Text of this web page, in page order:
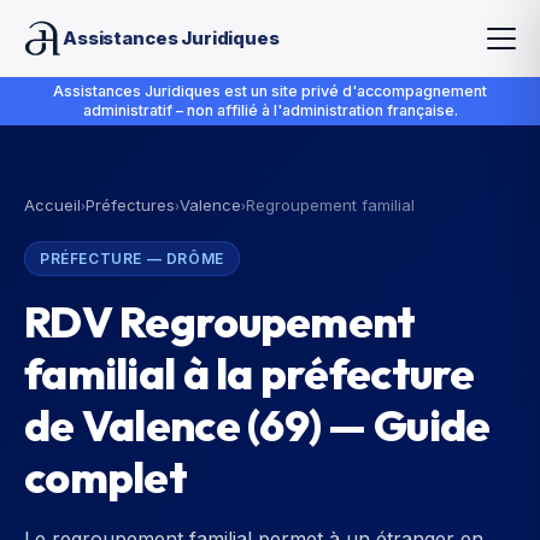
Assistances Juridiques
Assistances Juridiques est un site privé d'accompagnement
administratif – non affilié à l'administration française.
Accueil›Préfectures›Valence›Regroupement familial
PRÉFECTURE — DRÔME
RDV Regroupement
familial à la préfecture
de Valence (69) — Guide
complet